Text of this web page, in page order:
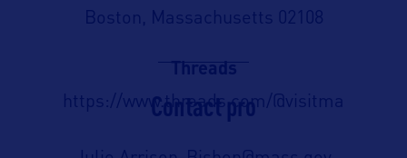
Boston, Massachusetts 02108
Threads
https://www.threads.com/@visitma
Contact pro